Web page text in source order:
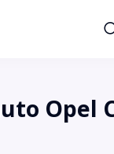
Opel